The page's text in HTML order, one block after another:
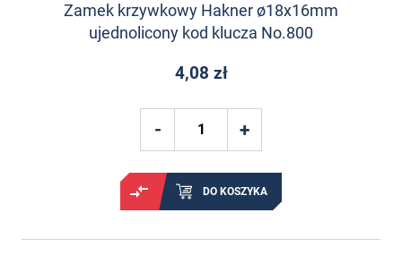
Zamek krzywkowy Hakner ø18x16mm
ujednolicony kod klucza No.800
4,08 zł
DO KOSZYKA